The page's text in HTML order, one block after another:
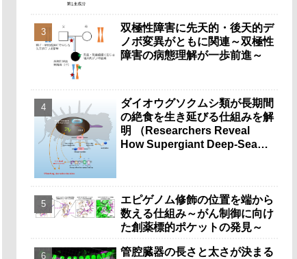
双極性障害に先天的・後天的デ
ノボ変異がともに関連～双極性
障害の病態理解が一歩前進～
ダイオウグソクムシ類が長期間
の絶食を生き延びる仕組みを解
明 （Researchers Reveal
How Supergiant Deep-Sea
エピゲノム修飾の位置を端から
数える仕組み～がん制御に向け
た創薬標的ポケットの発見～
管腔臓器の長さと太さが決まる